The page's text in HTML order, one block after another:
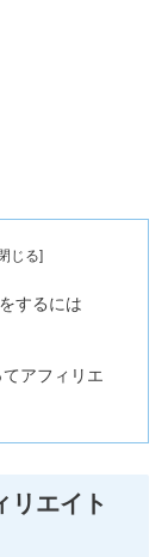
するには
アフィリエ
リエイト